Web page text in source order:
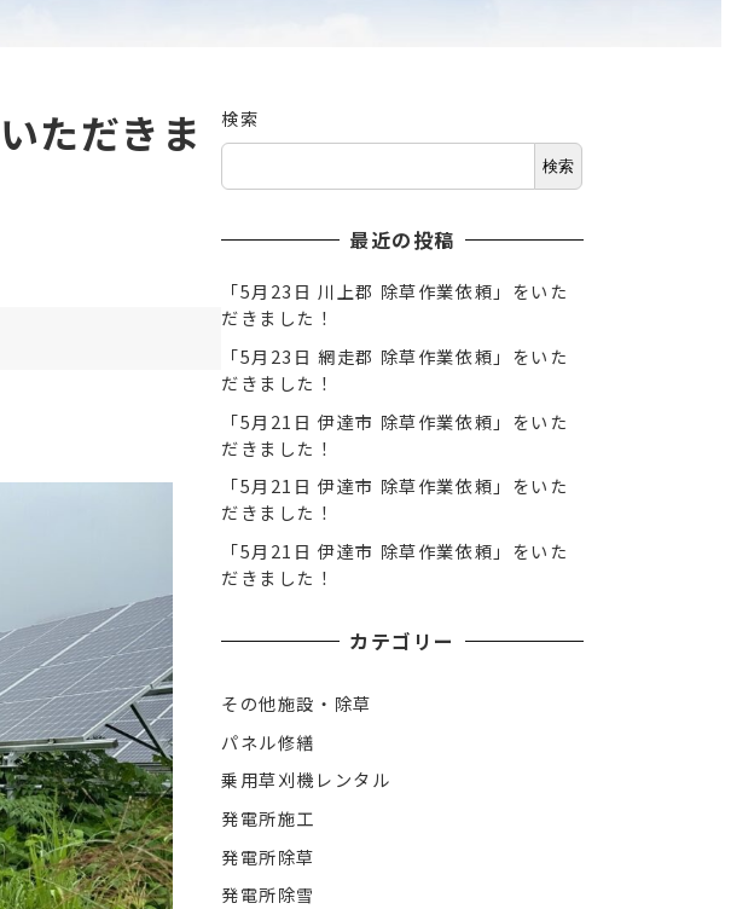
ただきま
検索
検索
最近の投稿
「5月23日 川上郡 除草作業依頼」をいた
だきました！
「5月23日 網走郡 除草作業依頼」をいた
だきました！
「5月21日 伊達市 除草作業依頼」をいた
だきました！
「5月21日 伊達市 除草作業依頼」をいた
だきました！
「5月21日 伊達市 除草作業依頼」をいた
だきました！
カテゴリー
その他施設・除草
パネル修繕
乗用草刈機レンタル
発電所施工
発電所除草
発電所除雪